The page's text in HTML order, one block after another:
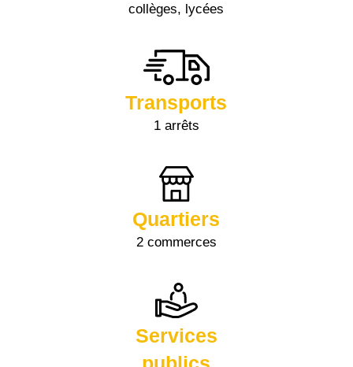
collèges, lycées
Transports
1 arrêts
Quartiers
2 commerces
Services